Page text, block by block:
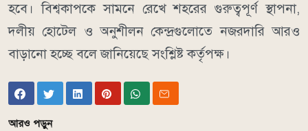
হবে। বিশ্বকাপকে সামনে রেখে শহরের গুরুত্বপূর্ণ স্থাপনা,
দলীয় হোটেল ও অনুশীলন কেন্দ্রগুলোতে নজরদারি আরও
বাড়ানো হচ্ছে বলে জানিয়েছে সংশ্লিষ্ট কর্তৃপক্ষ।
আরও পড়ুন